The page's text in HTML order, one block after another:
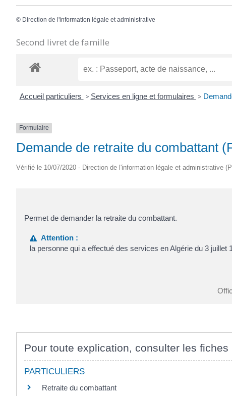
© Direction de l'information légale et administrative
Second livret de famille
Accueil particuliers > Services en ligne et formulaires >
Formulaire
Demande de retraite du combattant
Vérifié le 10/07/2020 - Direction de l'information légale et administrative
Permet de demander la retraite du combattant.
Attention :
la personne qui a effectué des services en Algérie du 3 juillet
Pour toute explication, consulter les fiches
PARTICULIERS
Retraite du combattant